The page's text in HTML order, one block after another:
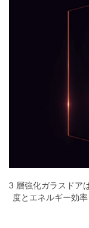
3 層強化ガラスドア
度とエネルギー効